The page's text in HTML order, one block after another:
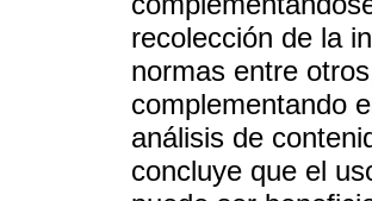
recolección de la
normas entre
complementando
análisis de
concluye que el